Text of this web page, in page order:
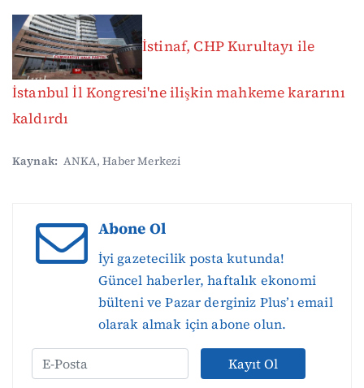
İstinaf, CHP Kurultayı ile
İstanbul İl Kongresi'ne ilişkin mahkeme kararını
kaldırdı
Kaynak: ANKA, Haber Merkezi
Abone Ol
İyi gazetecilik posta kutunda!
Güncel haberler, haftalık ekonomi
bülteni ve Pazar derginiz Plus’ı email
olarak almak için abone olun.
Kayıt Ol